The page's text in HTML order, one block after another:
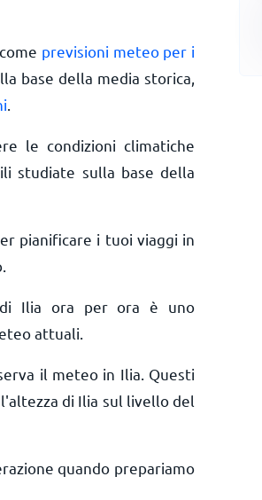
previsioni meteo per i
base della media storica,
le condizioni climatiche
studiate sulla base della
pianificare i tuoi viaggi in
Ilia ora per ora è uno
attuali.
il meteo in Ilia. Questi
di Ilia sul livello del
quando prepariamo